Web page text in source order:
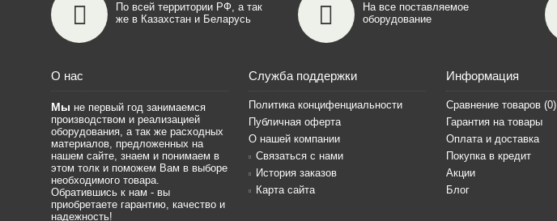
По всей территории РФ, а так
же в Казахстан и Беларусь
На все поставляемое
оборудование
О нас
Мы не первый год занимаемся
производством и реализацией
оборудования, а так же расходных
материалов, предложенных на
нашем сайте, знаем и понимаем в
этом толк и поможем Вам в выборе
необходимого товара.
Обратившись к нам - вы
приобретаете гарантию, качество и
надежность!
Служба поддержки
Политика концифенциальности
Публичная оферта
О нашей компании
Связаться с нами
История заказов
Карта сайта
Информация
Сравнение товаров (0)
Гарантия на товары
Оплата и доставка
Покупка в кредит
Акции
Блог